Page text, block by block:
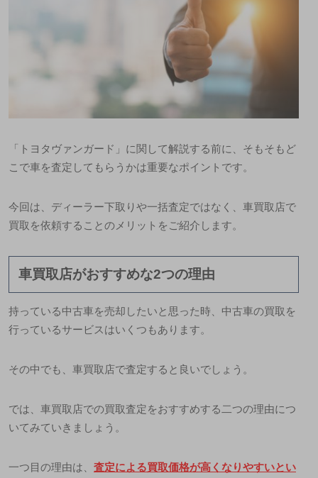
「トヨタヴァンガード」に関して解説する前に、そもそもど
こで車を査定してもらうかは重要なポイントです。
今回は、ディーラー下取りや一括査定ではなく、車買取店で
買取を依頼することのメリットをご紹介します。
車買取店がおすすめな2つの理由
持っている中古車を売却したいと思った時、中古車の買取を
行っているサービスはいくつもあります。
その中でも、車買取店で査定すると良いでしょう。
では、車買取店での買取査定をおすすめする二つの理由につ
いてみていきましょう。
一つ目の理由は、 査定による買取価格が高くなりやすいとい